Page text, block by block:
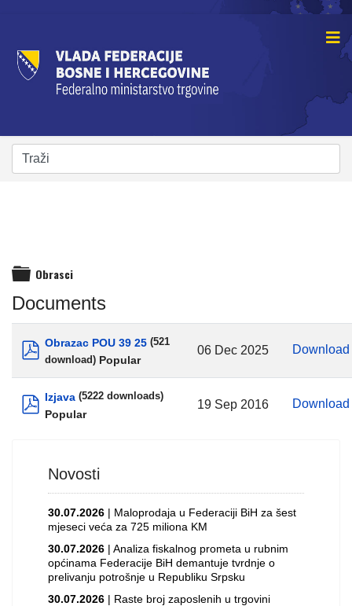
folder
Obrasci
Documents
pdf
Obrazac POU 39 25 (521
download) Popular
06 Dec 2025 Download
pdf
Izjava (5222 downloads)
Popular
19 Sep 2016 Download
Novosti
30.07.2026 | Maloprodaja u Federaciji BiH za šest
mjeseci veća za 725 miliona KM
30.07.2026 | Analiza fiskalnog prometa u rubnim
općinama Federacije BiH demantuje tvrdnje o
prelivanju potrošnje u Republiku Srpsku
30.07.2026 | Raste broj zaposlenih u trgovini